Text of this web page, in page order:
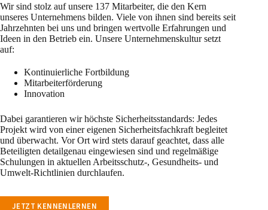
Wir sind stolz auf unsere 137 Mitarbeiter, die den Kern
unseres Unternehmens bilden. Viele von ihnen sind bereits seit
Jahrzehnten bei uns und bringen wertvolle Erfahrungen und
Ideen in den Betrieb ein. Unsere Unternehmenskultur setzt
auf:
Kontinuierliche Fortbildung
Mitarbeiterförderung
Innovation
Dabei garantieren wir höchste Sicherheitsstandards: Jedes
Projekt wird von einer eigenen Sicherheitsfachkraft begleitet
und überwacht. Vor Ort wird stets darauf geachtet, dass alle
Beteiligten detailgenau eingewiesen sind und regelmäßige
Schulungen in aktuellen Arbeitsschutz-, Gesundheits- und
Umwelt-Richtlinien durchlaufen.
JETZT KENNENLERNEN